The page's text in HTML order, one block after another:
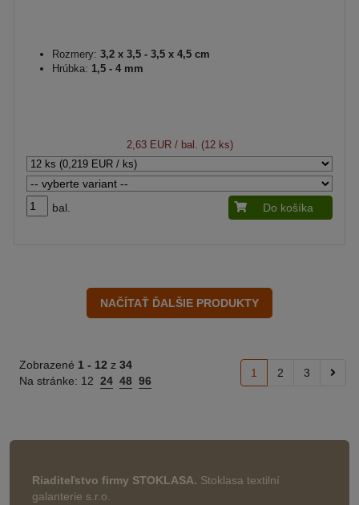
Rozmery: 3,2 x 3,5 - 3,5 x 4,5 cm
Hrúbka: 1,5 - 4 mm
2,63 EUR/ bal. (12 ks)
bal. Do košíka
Zobrazené 1 - 12 z 34
Na stránke: 12 24 48 96
1 2 3
Riaditeľstvo firmy STOKLASA. Stoklasa textilní
galanterie s.r.o.